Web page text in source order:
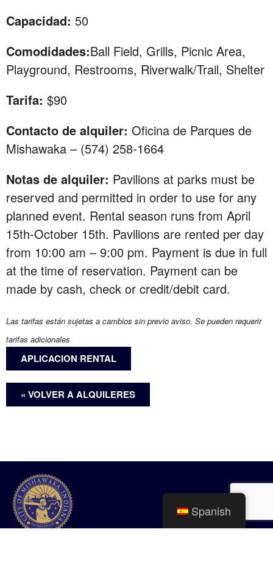
Capacidad: 50
Comodidades:Ball Field, Grills, Picnic Area,
Playground, Restrooms, Riverwalk/Trail, Shelter
Tarifa: $90
Contacto de alquiler: Oficina de Parques de
Mishawaka – (574) 258-1664
Notas de alquiler: Pavilions at parks must be
reserved and permitted in order to use for any
planned event. Rental season runs from April
15th-October 15th. Pavilions are rented per day
from 10:00 am – 9:00 pm. Payment is due in full
at the time of reservation. Payment can be
made by cash, check or credit/debit card.
Las tarifas están sujetas a cambios sin previo aviso. Se pueden requerir
tarifas adicionales
APLICACION RENTAL
« VOLVER A ALQUILERES
Spanish